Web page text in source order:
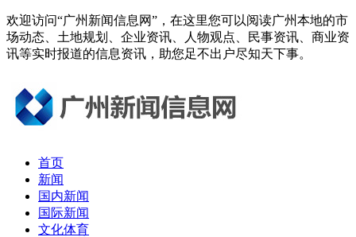
欢迎访问“广州新闻信息网”，在这里您可以阅读广州本地的市
场动态、土地规划、企业资讯、人物观点、民事资讯、商业资
讯等实时报道的信息资讯，助您足不出户尽知天下事。
首页
新闻
国内新闻
国际新闻
文化体育